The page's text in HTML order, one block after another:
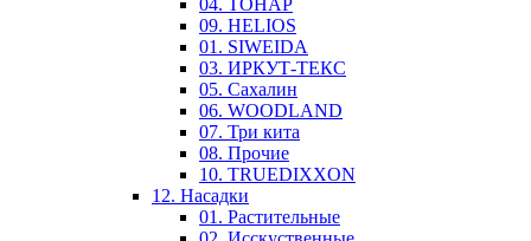
09. HELIOS
01. SIWEIDA
03. ИРКУТ-ТЕКС
05. Сахалин
06. WOODLAND
07. Три кита
08. Прочие
10. TRUEDIXXON
12. Насадки
01. Растительные